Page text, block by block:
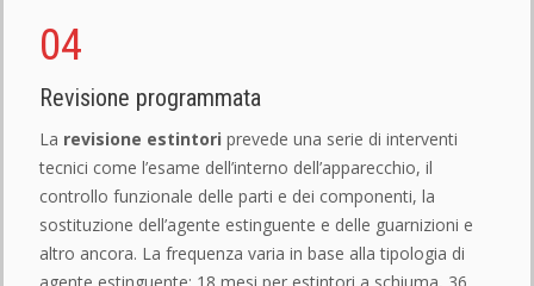
04
Revisione programmata
La revisione estintori prevede una serie di interventi
tecnici come l’esame dell’interno dell’apparecchio, il
controllo funzionale delle parti e dei componenti, la
sostituzione dell’agente estinguente e delle guarnizioni e
altro ancora. La frequenza varia in base alla tipologia di
agente estinguente: 18 mesi per estintori a schiuma, 36